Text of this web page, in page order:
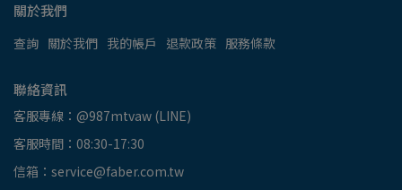
關於我們
查詢 關於我們 我的帳戶 退款政策 服務條款
聯絡資訊
客服專線：@987mtvaw (LINE)
客服時間：08:30-17:30
信箱：service@faber.com.tw